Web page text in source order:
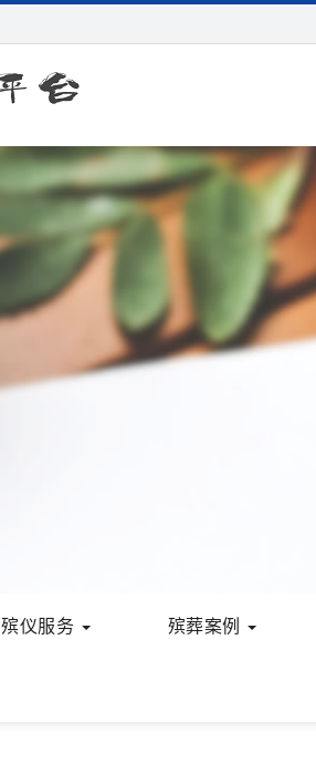
殡仪服务 殡葬案例